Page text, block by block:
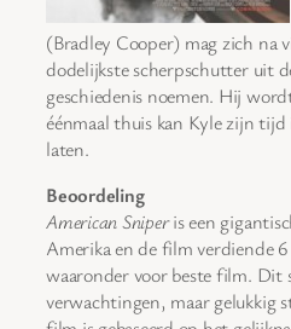
(Bradley Cooper) mag zich na
dodelijkste scherpschutter uit
geschiedenis noemen. Hij
éénmaal thuis kan Kyle zijn
laten.
Beoordeling
American Sniperis een
Amerika en de film verdiende
waaronder voor beste film. Dit
verwachtingen, maar gelukkig